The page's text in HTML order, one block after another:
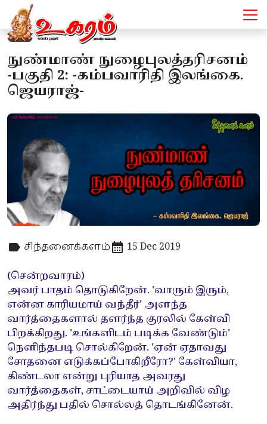
நுண்மாண் நுழைபுலத்தரிசனம்
-பகுதி 2: -கம்பவாரிதி இலங்கை.
ஜெயராஜ்-
சிந்தனைக்களம்
15 Dec 2019
(சென்றவாரம்)
அவர் பாதம் தொடுகிறேன். 'வாரும் இரும்,
என்ன காரியமாய் வந்தீர்' அளந்த
வார்த்தைகளால் தளர்ந்த குரலில் கேள்வி
பிறக்கிறது. 'உங்களிடம் படிக்க வேண்டும்'
நெளிந்தபடி சொல்கிறேன். 'ஏன் ஏதாவது
சோதனை எடுக்கப்போகிறீரோ?' கேள்வியா,
கிண்டலா என்று புரியாத அவரது
வார்த்தைகள், சாட்டையாய் அறிவில் விழ
அதிர்ந்து பதில் சொல்லத் தொடங்கினேன்.